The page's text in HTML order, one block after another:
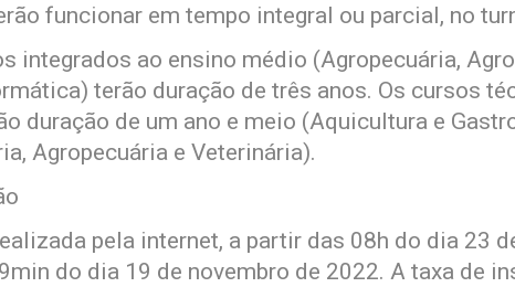
funcionar em tempo integral ou parcial, no
integrados ao ensino médio (Agropecuária,
terão duração de três anos. Os cursos
duração de um ano e meio (Aquicultura e
Agropecuária e Veterinária).
pela internet, a partir das 08h do dia 23
do dia 19 de novembro de 2022. A taxa de